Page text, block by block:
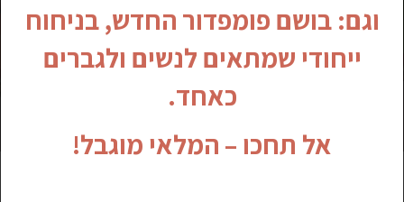
וגם: בושם פומפדור החדש, בניחוח
ייחודי שמתאים לנשים ולגברים
כאחד.
אל תחכו – המלאי מוגבל!